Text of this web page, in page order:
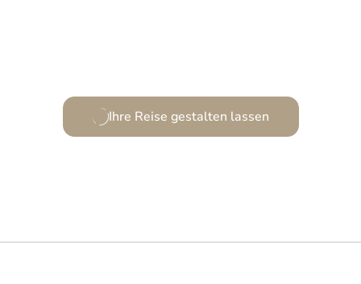
Ihre Reise gestalten lassen